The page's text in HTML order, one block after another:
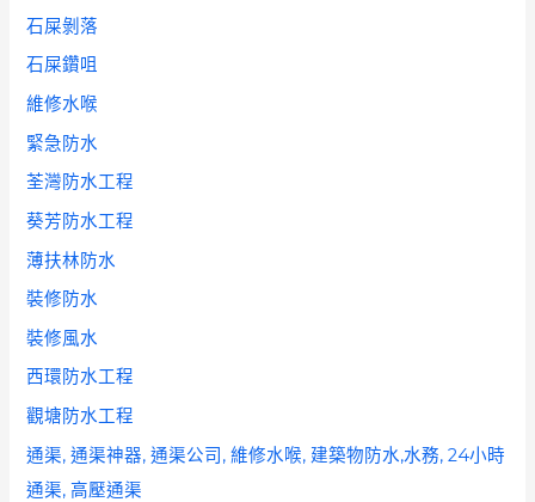
石屎剝落
石屎鑽咀
維修水喉
緊急防水
荃灣防水工程
葵芳防水工程
薄扶林防水
裝修防水
裝修風水
西環防水工程
觀塘防水工程
通渠, 通渠神器, 通渠公司, 維修水喉, 建築物防水,水務, 24小時
通渠, 高壓通渠